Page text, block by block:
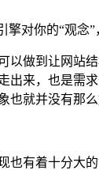
对你的“观
以做到让网站
出来，也是需
也就并没有那么
也有着十分大